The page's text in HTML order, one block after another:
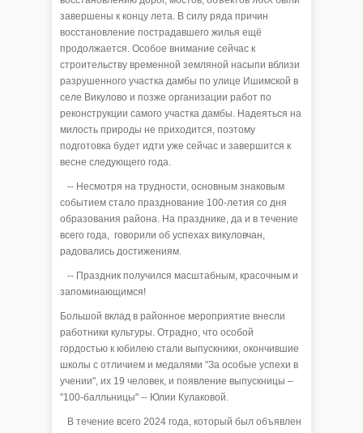
завершены к концу лета. В силу ряда причин
восстановление пострадавшего жилья ещё
продолжается. Особое внимание сейчас к
строительству временной земляной насыпи вблизи
разрушенного участка дамбы по улице Ишимской в
селе Викулово и позже организации работ по
реконструкции самого участка дамбы. Надеяться на
милость природы не приходится, поэтому
подготовка будет идти уже сейчас и завершится к
весне следующего года.
-- Несмотря на трудности, основным знаковым
событием стало празднование 100-летия со дня
образования района. На празднике, да и в течение
всего года, говорили об успехах викуловчан,
радовались достижениям.
-- Праздник получился масштабным, красочным и
запоминающимся!
Большой вклад в районное мероприятие внесли
работники культуры. Отрадно, что особой
гордостью к юбилею стали выпускники, окончившие
школы с отличием и медалями "За особые успехи в
учении", их 19 человек, и появление выпускницы –
"100-балльницы" -- Юлии Кулаковой.
В течение всего 2024 года, который был объявлен